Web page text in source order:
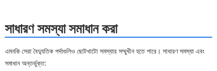
সাধারণ সমস্যা সমাধান করা
এমনকি সেরা বৈদ্যুতিক পর্দাগুলিও ছোটখাটো সমস্যার সম্মুখীন হতে পারে। সাধারণ সমস্যা এবং
সমাধান অন্তর্ভুক্ত: